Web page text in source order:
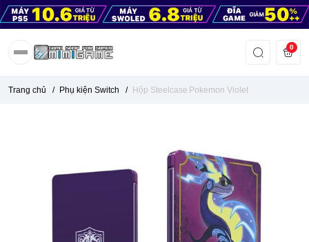
0
Trang chủ / Phụ kiện Switch / Hộp Steelcase Pokemon Violet